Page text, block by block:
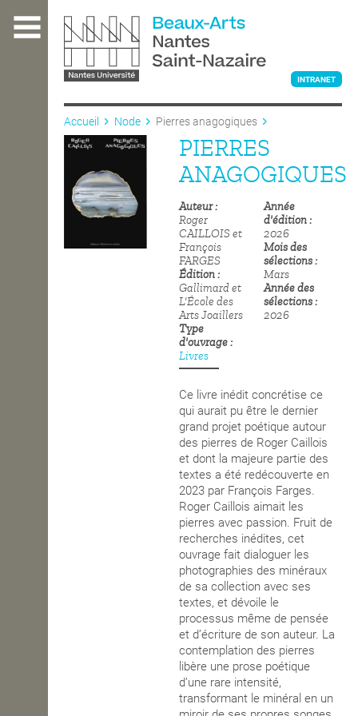
contenu
L'ÉCOLE
ENSEIGNEMENT
INTRANET
Accueil Node Pierres anagogiques
PIERRES
ANAGOGIQUES
Auteur
Roger
CAILLOIS et
François
FARGES
Édition
Gallimard et
L'École des
Arts Joaillers
Type
d'ouvrage
Livres
Année
d'édition
2026
Mois des
sélections
Mars
Année des
sélections
2026
Ce livre inédit concrétise ce
qui aurait pu être le dernier
grand projet poétique autour
des pierres de Roger Caillois
et dont la majeure partie des
textes a été redécouverte en
2023 par François Farges.
Roger Caillois aimait les
pierres avec passion. Fruit de
recherches inédites, cet
ouvrage fait dialoguer les
photographies des minéraux
de sa collection avec ses
textes, et dévoile le
processus même de pensée
et d’écriture de son auteur. La
contemplation des pierres
libère une prose poétique
d’une rare intensité,
transformant le minéral en un